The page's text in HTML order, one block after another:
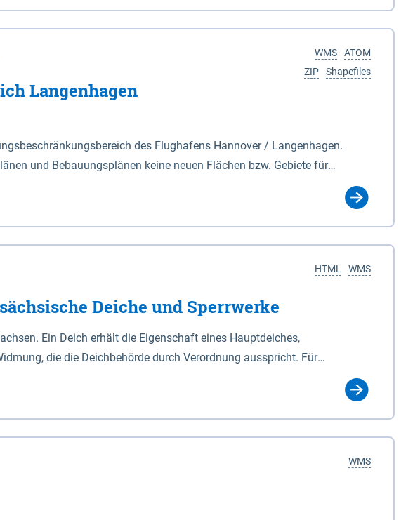
zwischen Schnackenburg im Osten und Hohnstorf (Elbe) im Westen
bei Lauenburg). Das Biosphärenreservat umfasst Teile der Landkreise
ATOM
WMS
Shapefiles
ZIP
Langenhagen
des Flughafens Hannover / Langenhagen.
und Bebauungsplänen keine neuen Flächen bzw. Gebiete für
WMS
HTML
Deiche und Sperrwerke
Ein Deich erhält die Eigenschaft eines Hauptdeiches,
die die Deichbehörde durch Verordnung ausspricht. Für
Deichgesetzes (NDG). Die Widmung "2.Deichlinie" ist
vor Sturmfluten, zu dienen bestimmt sind (§2 Abs.3 NDG). Ein Bauwerk
durch Widmung, die die Deichbehörde durch Verordnung
WMS